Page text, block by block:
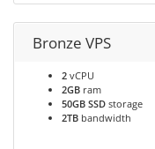
Bronze VPS
2 vCPU
2GB ram
50GB SSD storage
2TB bandwidth